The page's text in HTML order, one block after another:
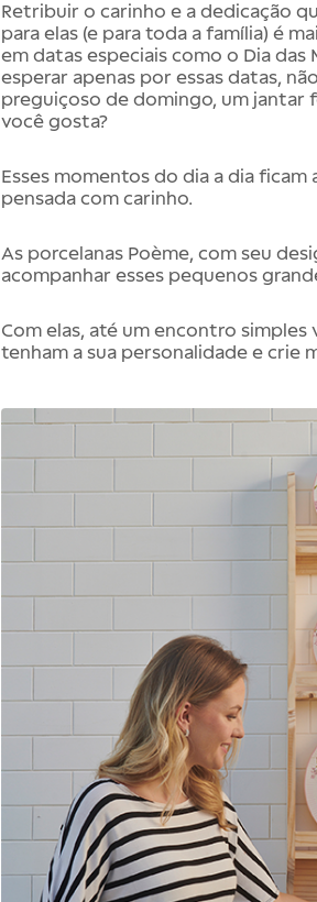
Retribuir o carinho e a dedicação
para elas (e para toda a família) é
em datas especiais como o Dia das
esperar apenas por essas datas,
preguiçoso de domingo, um jantar
você gosta?
Esses momentos do dia a dia
pensada com carinho.
As porcelanas Poème, com seu
acompanhar esses pequenos
Com elas, até um encontro
tenham a sua personalidade e crie